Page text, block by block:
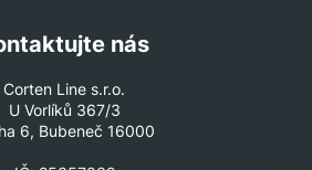
nás
Corten Line s.r.o.
U Vorlíků 367/3
6, Bubeneč 16000